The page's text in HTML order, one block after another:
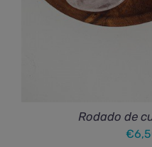
Rodado de
€